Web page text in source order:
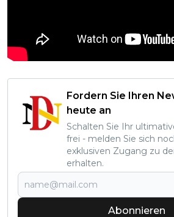
Fordern Sie Ihren
heute an
Schalten Sie Ihr
frei - melden Sie sich
exklusiven Zugang zu
erhalten.
Abonnieren